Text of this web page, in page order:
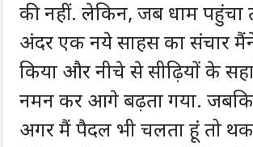
की नहीं. लेकिन, जब धाम पहुंचा
अंदर एक नये साहस का संचार
किया और नीचे से सीढ़ियों के
नमन कर आगे बढ़ता गया. जबकि
अगर मैं पैदल भी चलता हूं तो थक